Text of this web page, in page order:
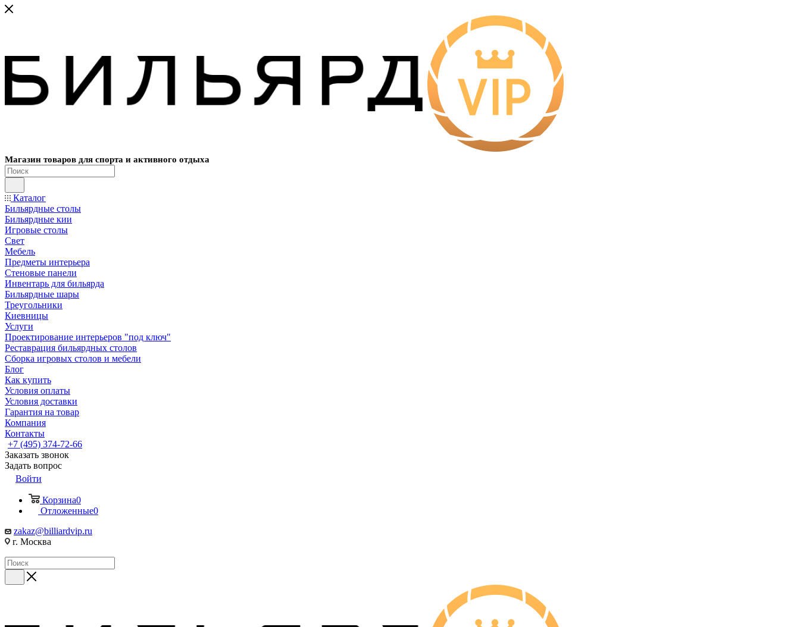
Магазин товаров для спорта и активного отдыха
Каталог
Бильярдные столы
Бильярдные кии
Игровые столы
Свет
Мебель
Предметы интерьера
Стеновые панели
Инвентарь для бильярда
Бильярдные шары
Треугольники
Киевницы
Услуги
Проектирование интерьеров "под ключ"
Реставрация бильярдных столов
Сборка игровых столов и мебели
Блог
Как купить
Условия оплаты
Условия доставки
Гарантия на товар
Компания
Контакты
+7 (495) 374-72-66
Заказать звонок
Задать вопрос
Войти
Корзина0
Отложенные0
zakaz@billiardvip.ru
г. Москва